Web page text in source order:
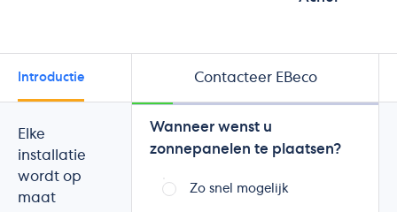
Introductie BeoordelingenContacteer EBeco
Elke
installatie
wordt op
maat
Wanneer wenst u
zonnepanelen te plaatsen?
Zo snel mogelijk